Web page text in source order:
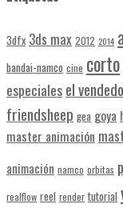
3dfx 3ds max 2012 2014
bandai-namco cine corto
especialesel
friendsheep gea goya
master animación
animación namco orbitas
realflow reel render tutorial